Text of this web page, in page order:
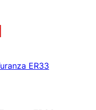
ER33